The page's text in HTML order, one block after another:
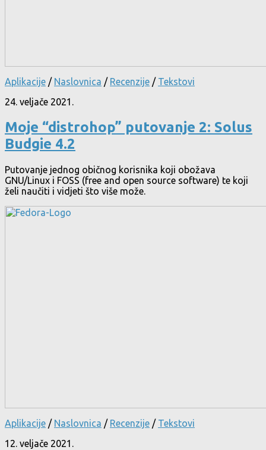
Aplikacije / Naslovnica / Recenzije / Tekstovi
24. veljače 2021.
Moje “distrohop” putovanje 2: Solus
Budgie 4.2
Putovanje jednog običnog korisnika koji obožava
GNU/Linux i FOSS (free and open source software) te koji
želi naučiti i vidjeti što više može.
Aplikacije / Naslovnica / Recenzije / Tekstovi
12. veljače 2021.